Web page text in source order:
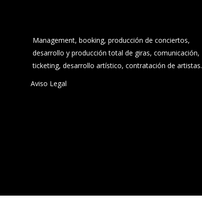
Management, booking, producción de conciertos,
desarrollo y producción total de giras, comunicación,
ticketing, desarrollo artístico, contratación de artistas.
Aviso Legal